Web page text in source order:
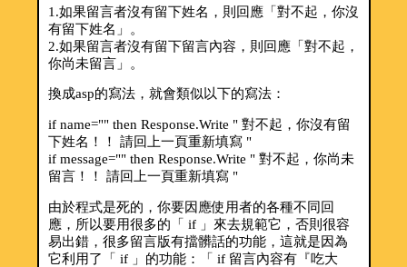
1.如果留言者沒有留下姓名，則回應「對不起，你沒
有留下姓名」。
2.如果留言者沒有留下留言內容，則回應「對不起，
你尚未留言」。
換成asp的寫法，就會類似以下的寫法：
if name="" then Response.Write " 對不起，你沒有留
下姓名！！ 請回上一頁重新填寫 "
if message="" then Response.Write " 對不起，你尚未
留言！！ 請回上一頁重新填寫 "
由於程式是死的，你要因應使用者的各種不同回
應，所以要用很多的「 if 」來去規範它，否則很容
易出錯，很多留言版有擋髒話的功能，這就是因為
它利用了「 if 」的功能：「 if 留言內容有『吃大